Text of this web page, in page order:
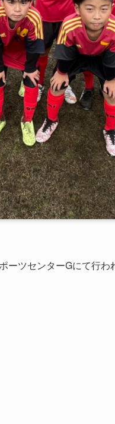
ーツセンターGにて行